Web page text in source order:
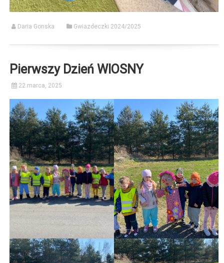
Daria Gonska Gwiazdeczki 2024/2025
Pierwszy Dzień WIOSNY
22 marca, 2025